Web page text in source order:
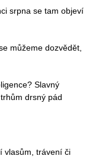
srpna se tam objeví
můžeme dozvědět,
Slavný
drsný pád
vlasům, trávení či